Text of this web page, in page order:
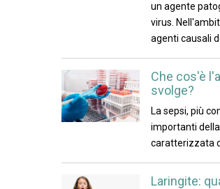
un agente
virus.
agenti causali
Che cos'è
svolge?
La sepsi, più
importanti
caratterizzata
Laringite: